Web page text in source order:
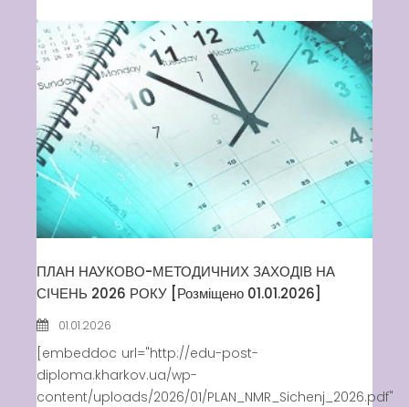
ПЛАН НАУКОВО-МЕТОДИЧНИХ ЗАХОДІВ НА
СІЧЕНЬ 2026 РОКУ [Розміщено 01.01.2026]
01.01.2026
[embeddoc url="http://edu-post-
diploma.kharkov.ua/wp-
content/uploads/2026/01/PLAN_NMR_Sichenj_2026.pdf"